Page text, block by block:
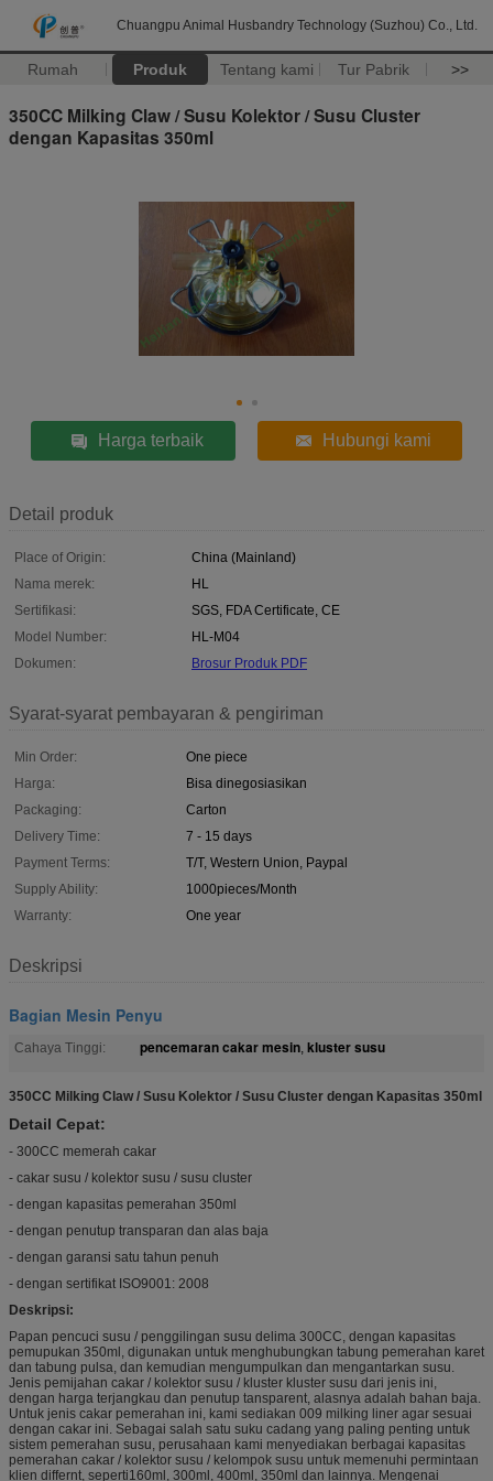
Chuangpu Animal Husbandry Technology (Suzhou) Co., Ltd.
Rumah Produk Tentang kami Tur Pabrik >>
350CC Milking Claw / Susu Kolektor / Susu Cluster
dengan Kapasitas 350ml
Harga terbaik Hubungi kami
Detail produk
Place of Origin:
China (Mainland)
Nama merek:
HL
Sertifikasi:
SGS, FDA Certificate, CE
Model Number:
HL-M04
Dokumen:
Brosur Produk PDF
Syarat-syarat pembayaran & pengiriman
Min Order:
One piece
Harga:
Bisa dinegosiasikan
Packaging:
Carton
Delivery Time:
7 - 15 days
Payment Terms:
T/T, Western Union, Paypal
Supply Ability:
1000pieces/Month
Warranty:
One year
Deskripsi
Bagian Mesin Penyu
Cahaya Tinggi: pencemaran cakar mesin, kluster susu
350CC Milking Claw / Susu Kolektor / Susu Cluster dengan Kapasitas 350ml
Detail Cepat:
- 300CC memerah cakar
- cakar susu / kolektor susu / susu cluster
- dengan kapasitas pemerahan 350ml
- dengan penutup transparan dan alas baja
- dengan garansi satu tahun penuh
- dengan sertifikat ISO9001: 2008
Deskripsi:
Papan pencuci susu / penggilingan susu delima 300CC, dengan kapasitas
pemupukan 350ml, digunakan untuk menghubungkan tabung pemerahan karet
dan tabung pulsa, dan kemudian mengumpulkan dan mengantarkan susu.
Jenis pemijahan cakar / kolektor susu / kluster kluster susu dari jenis ini,
dengan harga terjangkau dan penutup tansparent, alasnya adalah bahan baja.
Untuk jenis cakar pemerahan ini, kami sediakan 009 milking liner agar sesuai
dengan cakar ini. Sebagai salah satu suku cadang yang paling penting untuk
sistem pemerahan susu, perusahaan kami menyediakan berbagai kapasitas
pemerahan cakar / kolektor susu / kelompok susu untuk memenuhi permintaan
klien differnt, seperti160ml, 300ml, 400ml, 350ml dan lainnya. Mengenai